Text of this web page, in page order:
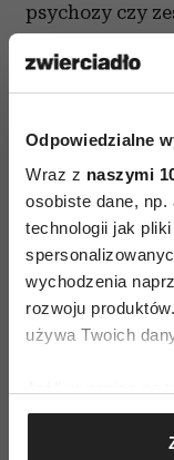
Odpowiedzialne
Wraz z naszymi
osobiste dane,
technologii jak
wychodzenia
rozwoju
używa Twoich
Gromadzić
geograficznej
psychozy czy
Trening autogenny
miejscu - zarówno